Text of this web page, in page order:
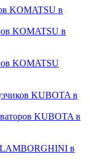
KOMATSU в
KOMATSU в
KOMATSU
KUBOTA в
KUBOTA в
LAMBORGHINI в